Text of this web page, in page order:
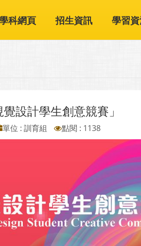
科網頁 招生資訊 學習
設計學生創意競賽」
單位 : 訓育組 點閱 : 1138